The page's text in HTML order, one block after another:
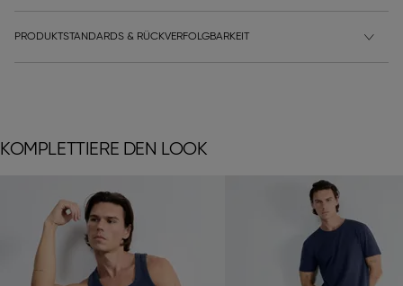
PRODUKTSTANDARDS & RÜCKVERFOLGBARKEIT
KOMPLETTIERE DEN LOOK